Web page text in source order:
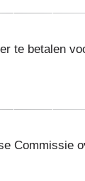
te betalen
Commissie